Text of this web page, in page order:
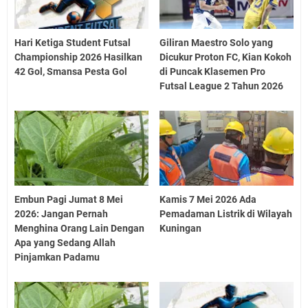
Hari Ketiga Student Futsal
Championship 2026 Hasilkan
42 Gol, Smansa Pesta Gol
Giliran Maestro Solo yang
Dicukur Proton FC, Kian Kokoh
di Puncak Klasemen Pro
Futsal League 2 Tahun 2026
Embun Pagi Jumat 8 Mei
2026: Jangan Pernah
Menghina Orang Lain Dengan
Apa yang Sedang Allah
Pinjamkan Padamu
Kamis 7 Mei 2026 Ada
Pemadaman Listrik di Wilayah
Kuningan